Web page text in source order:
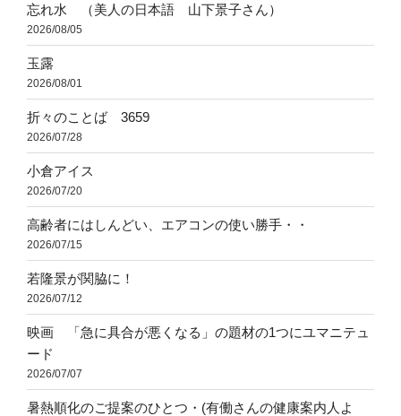
忘れ水 （美人の日本語 山下景子さん）
2026/08/05
玉露
2026/08/01
折々のことば 3659
2026/07/28
小倉アイス
2026/07/20
高齢者にはしんどい、エアコンの使い勝手・・
2026/07/15
若隆景が関脇に！
2026/07/12
映画 「急に具合が悪くなる」の題材の1つにユマニテュ
ード
2026/07/07
暑熱順化のご提案のひとつ・(有働さんの健康案内人よ